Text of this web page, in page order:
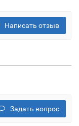
Написать отзыв
Задать вопрос